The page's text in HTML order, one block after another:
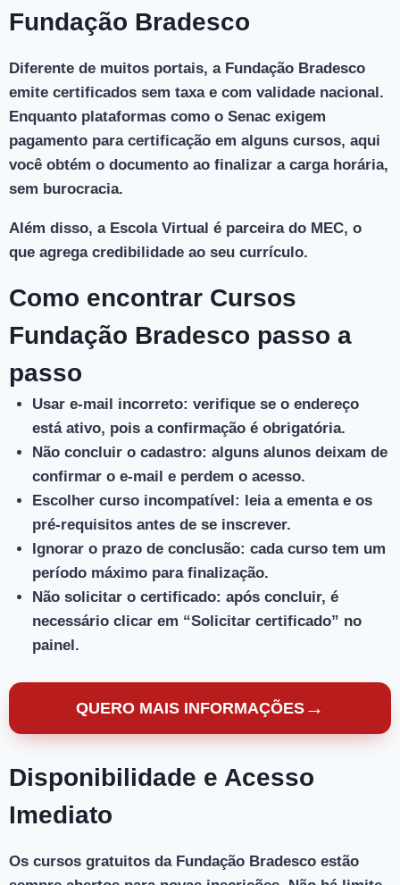
Fundação Bradesco
Diferente de muitos portais, a Fundação Bradesco
emite certificados sem taxa e com validade nacional.
Enquanto plataformas como o Senac exigem
pagamento para certificação em alguns cursos, aqui
você obtém o documento ao finalizar a carga horária,
sem burocracia.
Além disso, a Escola Virtual é parceira do MEC, o
que agrega credibilidade ao seu currículo.
Como encontrar Cursos
Fundação Bradesco passo a
passo
Usar e-mail incorreto: verifique se o endereço
está ativo, pois a confirmação é obrigatória.
Não concluir o cadastro: alguns alunos deixam de
confirmar o e-mail e perdem o acesso.
Escolher curso incompatível : leia a ementa e os
pré-requisitos antes de se inscrever.
Ignorar o prazo de conclusão: cada curso tem um
período máximo para finalização.
Não solicitar o certificado: após concluir, é
necessário clicar em “Solicitar certificado” no
painel.
QUERO MAIS INFORMAÇÕES →
Disponibilidade e Acesso
Imediato
Os cursos gratuitos da Fundação Bradesco estão